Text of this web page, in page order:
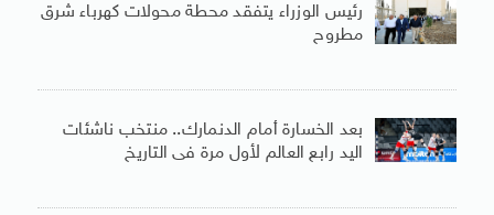
رئيس الوزراء يتفقد محطة محولات كهرباء شرق
مطروح
بعد الخسارة أمام الدنمارك.. منتخب ناشئات
اليد رابع العالم لأول مرة فى التاريخ